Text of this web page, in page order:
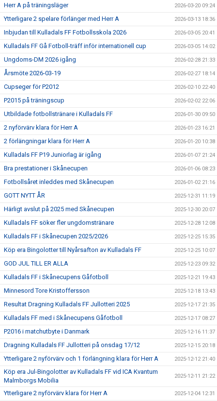
Herr A på träningsläger 2026-03-20 09:24
Ytterligare 2 spelare förlänger med Herr A 2026-03-13 18:36
Inbjudan till Kulladals FF Fotbollsskola 2026 2026-03-05 20:41
Kulladals FF Gå Fotboll-träff inför internationell cup 2026-03-05 14:02
Ungdoms-DM 2026 igång 2026-02-28 21:33
Årsmöte 2026-03-19 2026-02-27 18:14
Cupseger för P2012 2026-02-10 22:40
P2015 på träningscup 2026-02-02 22:06
Utbildade fotbollstränare i Kulladals FF 2026-01-30 09:50
2 nyförvärv klara för Herr A 2026-01-23 16:21
2 förlängningar klara för Herr A 2026-01-20 10:38
Kulladals FF P19 Juniorlag är igång 2026-01-07 21:24
Bra prestationer i Skånecupen 2026-01-06 08:23
Fotbollsåret inleddes med Skånecupen 2026-01-02 21:16
GOTT NYTT ÅR 2025-12-31 11:19
Härligt avslut på 2025 med Skånecupen 2025-12-30 20:07
Kulladals FF söker fler ungdomstränare 2025-12-28 12:08
Kulladals FF i Skånecupen 2025/2026 2025-12-25 15:35
Köp era Bingolotter till Nyårsafton av Kulladals FF 2025-12-25 10:07
GOD JUL TILL ER ALLA 2025-12-23 09:32
Kulladals FF i Skånecupens Gåfotboll 2025-12-21 19:43
Minnesord Tore Kristoffersson 2025-12-18 13:43
Resultat Dragning Kulladals FF Jullotteri 2025 2025-12-17 21:35
Kulladals FF med i Skånecupens Gåfotboll 2025-12-17 08:27
P2016 i matchutbyte i Danmark 2025-12-16 11:37
Dragning Kulladals FF Jullotteri på onsdag 17/12 2025-12-15 20:18
Ytterligare 2 nyförvärv och 1 förlängning klara för Herr A 2025-12-12 21:40
Köp era Jul-Bingolotter av Kulladals FF vid ICA Kvantum
Malmborgs Mobilia
2025-12-11 21:22
Ytterligare 2 nyförvärv klara för Herr A 2025-12-04 12:31